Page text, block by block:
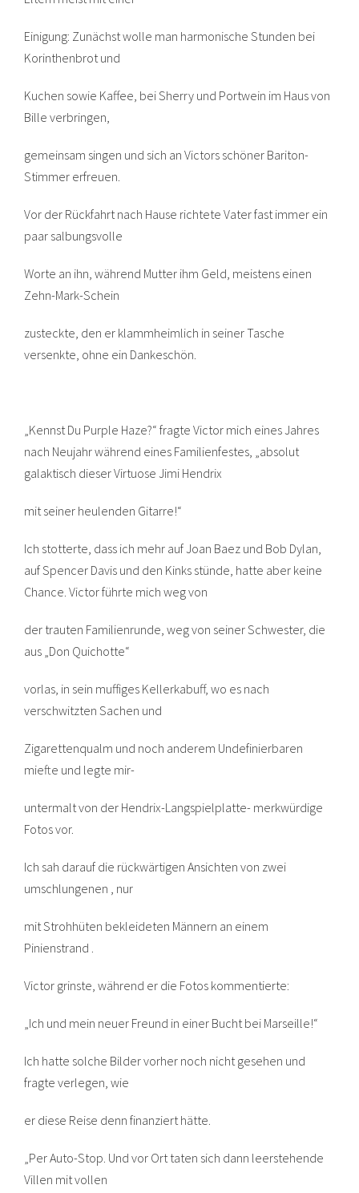
Einigung: Zunächst wolle man harmonische Stunden bei
Korinthenbrot und
Kuchen sowie Kaffee, bei Sherry und Portwein im Haus von
Bille verbringen,
gemeinsam singen und sich an Victors schöner Bariton-
Stimmer erfreuen.
Vor der Rückfahrt nach Hause richtete Vater fast immer ein
paar salbungsvolle
Worte an ihn, während Mutter ihm Geld, meistens einen
Zehn-Mark-Schein
zusteckte, den er klammheimlich in seiner Tasche
versenkte, ohne ein Dankeschön.
„Kennst Du Purple Haze?“ fragte Victor mich eines Jahres
nach Neujahr während eines Familienfestes, „absolut
galaktisch dieser Virtuose Jimi Hendrix
mit seiner heulenden Gitarre!“
Ich stotterte, dass ich mehr auf Joan Baez und Bob Dylan,
auf Spencer Davis und den Kinks stünde, hatte aber keine
Chance. Victor führte mich weg von
der trauten Familienrunde, weg von seiner Schwester, die
aus „Don Quichotte“
vorlas, in sein muffiges Kellerkabuff, wo es nach
verschwitzten Sachen und
Zigarettenqualm und noch anderem Undefinierbaren
miefte und legte mir-
untermalt von der Hendrix-Langspielplatte- merkwürdige
Fotos vor.
Ich sah darauf die rückwärtigen Ansichten von zwei
umschlungenen , nur
mit Strohhüten bekleideten Männern an einem
Pinienstrand .
Victor grinste, während er die Fotos kommentierte:
„Ich und mein neuer Freund in einer Bucht bei Marseille!“
Ich hatte solche Bilder vorher noch nicht gesehen und
fragte verlegen, wie
er diese Reise denn finanziert hätte.
„Per Auto-Stop. Und vor Ort taten sich dann leerstehende
Villen mit vollen